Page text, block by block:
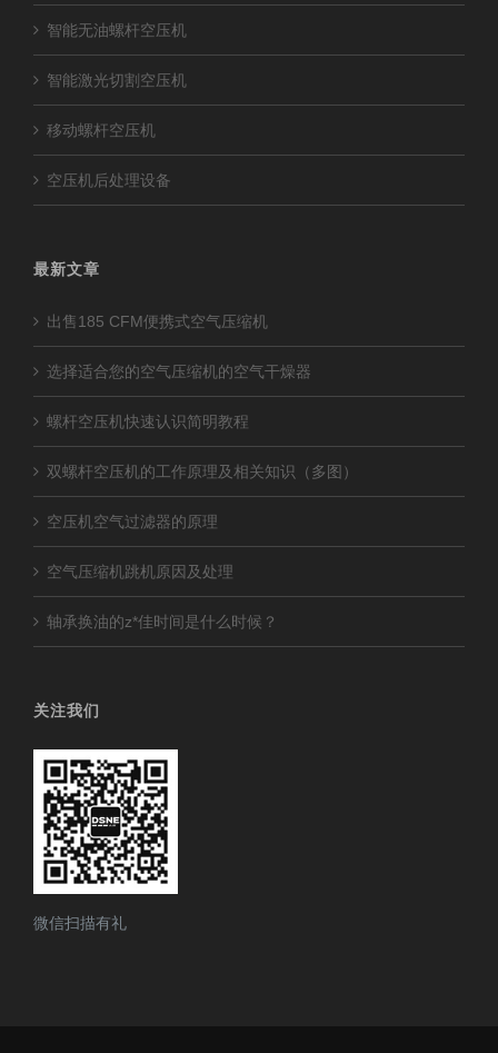
智能无油螺杆空压机
智能激光切割空压机
移动螺杆空压机
空压机后处理设备
最新文章
出售185 CFM便携式空气压缩机
选择适合您的空气压缩机的空气干燥器
螺杆空压机快速认识简明教程
双螺杆空压机的工作原理及相关知识（多图）
空压机空气过滤器的原理
空气压缩机跳机原因及处理
轴承换油的z*佳时间是什么时候？
关注我们
微信扫描有礼